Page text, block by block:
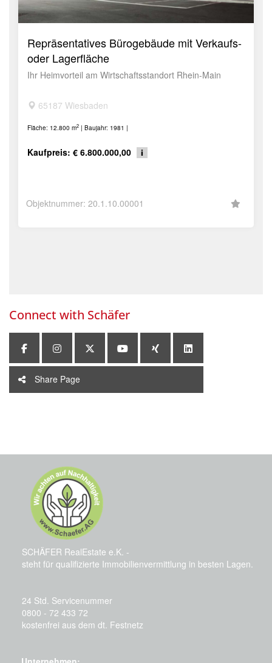
Repräsentatives Bürogebäude mit Verkaufs-
oder Lagerfläche
Ihr Heimvorteil am Wirtschaftsstandort Rhein-Main
65187 Wiesbaden
Fläche: 12.800 m2 | Baujahr: 1981 |
Kaufpreis: € 6.800.000,00
Objektnummer: 20.1.10.00001
Connect with Schäfer
Share Page
SCHÄFER RealEstate e.K. -
steht für qualifizierte Immobilienvermittlung in besten Lagen.
24 Std. Servicenummer
0800 - 72 433 72
kostenfrei aus dem dt. Festnetz